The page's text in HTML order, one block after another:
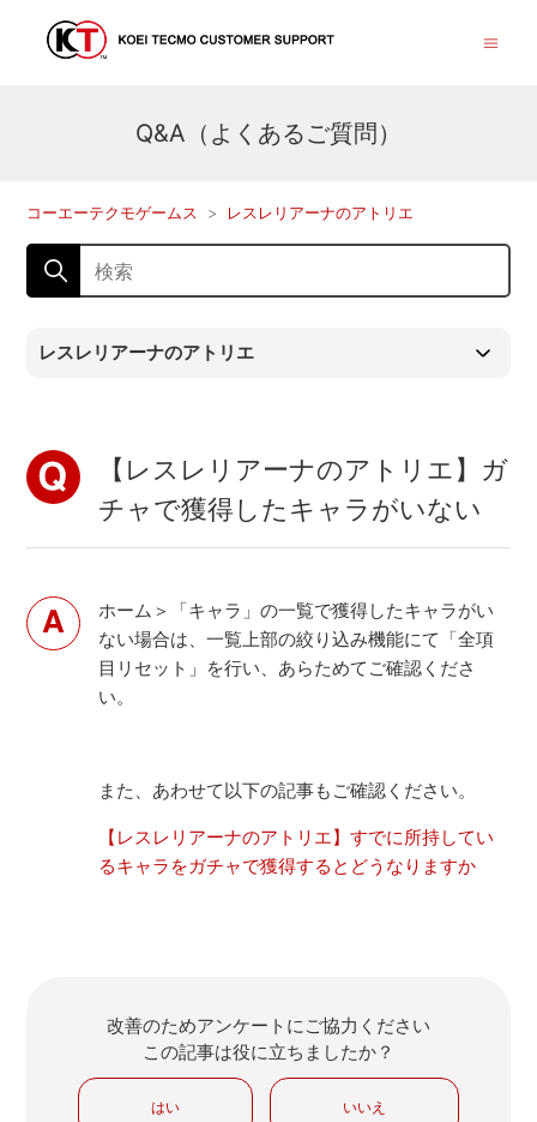
Q&A（よくあるご質問）
コーエーテクモゲームス レスレリアーナのアトリエ
レスレリアーナのアトリエ
【レスレリアーナのアトリエ】ガ
チャで獲得したキャラがいない
ホーム＞「キャラ」の一覧で獲得したキャラがい
ない場合は、一覧上部の絞り込み機能にて「全項
目リセット」を行い、あらためてご確認くださ
い。
また、あわせて以下の記事もご確認ください。
【レスレリアーナのアトリエ】すでに所持してい
るキャラをガチャで獲得するとどうなりますか
改善のためアンケートにご協力ください
この記事は役に立ちましたか？
はい いいえ